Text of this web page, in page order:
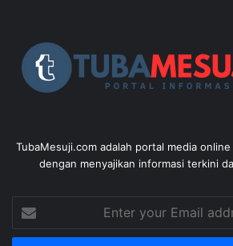
TubaMesuji.com adalah portal media
dengan menyajikan informasi terkini
your
Email